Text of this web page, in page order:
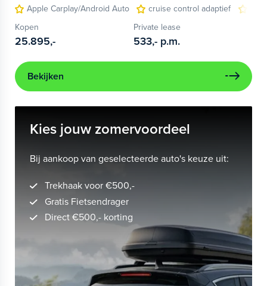
Apple Carplay/Android Auto
cruise control adaptief
Kopen
25.895,-
Private lease
533,- p.m.
Bekijken
Kies jouw zomervoordeel
Bij aankoop van geselecteerde auto's keuze uit:
Trekhaak voor €500,-
Gratis Fietsendrager
Direct €500,- korting